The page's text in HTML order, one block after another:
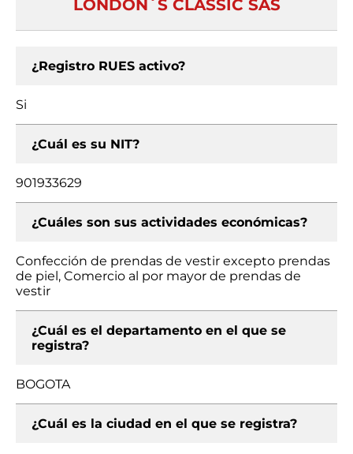
LONDON´S CLASSIC SAS
¿Registro RUES activo?
Si
¿Cuál es su NIT?
901933629
¿Cuáles son sus actividades económicas?
Confección de prendas de vestir excepto prendas
de piel, Comercio al por mayor de prendas de
vestir
¿Cuál es el departamento en el que se
registra?
BOGOTA
¿Cuál es la ciudad en el que se registra?